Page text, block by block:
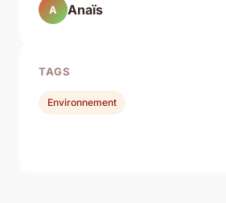
A Anaïs
TAGS
Environnement